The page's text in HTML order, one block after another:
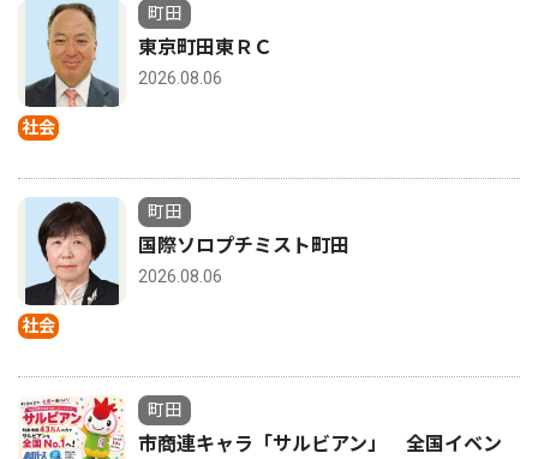
社会
町田
東京町田東ＲＣ
2026.08.06
社会
町田
国際ソロプチミスト町田
2026.08.06
町田
市商連キャラ「サルビアン」 全国イベン